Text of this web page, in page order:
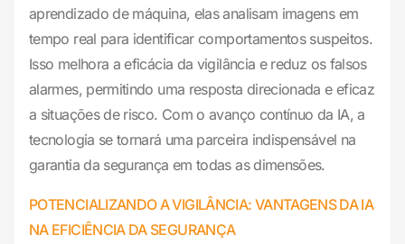
aprendizado de máquina, elas analisam imagens em
tempo real para identificar comportamentos suspeitos.
Isso melhora a eficácia da vigilância e reduz os falsos
alarmes, permitindo uma resposta direcionada e eficaz
a situações de risco. Com o avanço contínuo da IA, a
tecnologia se tornará uma parceira indispensável na
garantia da segurança em todas as dimensões.
POTENCIALIZANDO A VIGILÂNCIA: VANTAGENS DA IA
NA EFICIÊNCIA DA SEGURANÇA